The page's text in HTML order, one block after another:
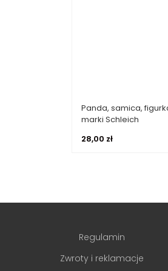
Dowiedz się
Panda, samica,
marki Schleich
28,00 zł
Regulamin
Zwroty i reklamacje